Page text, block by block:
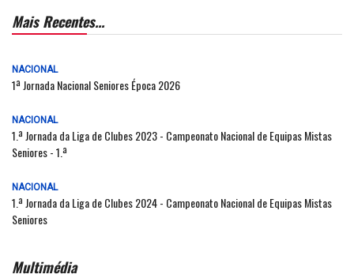
Mais Recentes...
NACIONAL
1ª Jornada Nacional Seniores Época 2026
NACIONAL
1.ª Jornada da Liga de Clubes 2023 - Campeonato Nacional de Equipas Mistas
Seniores - 1.ª
NACIONAL
1.ª Jornada da Liga de Clubes 2024 - Campeonato Nacional de Equipas Mistas
Seniores
Multimédia